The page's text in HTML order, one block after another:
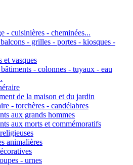
- cuisinières - cheminées...
- grilles - portes - kiosques -
et vasques
- colonnes - tuyaux - eau
de la maison et du jardin
- torchères - candélabres
aux grands hommes
aux morts et commémoratifs
animalières
- urnes